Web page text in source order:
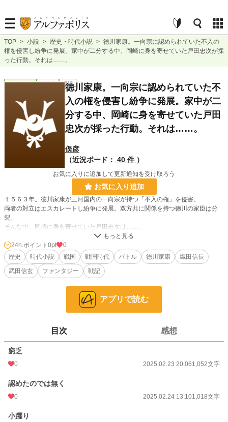
TOP > 小説 > 歴史・時代小説 > 徳川家康。一向宗に認められていた不入の
権を侵害し紛争に発展。家中が二分する中、岡崎に身を寄せていた戸田忠次が採
った行動。それは……。
歴史・時代 連載中 長編
徳川家康。一向宗に認められていた不
入の権を侵害し紛争に発展。家中が二
分する中、岡崎に身を寄せていた戸田
忠次が採った行動。それは……。
俣彦
（近況ボード： 40 件 ）
お気に入りに追加して更新通知を受け取ろう
お気に入り追加
１５６３年。徳川家康が三河国内の一向宗が持つ「不入の権」を侵害。
両者の対立はエスカレートし紛争に発展。双方共に関係を持つ徳川の家臣は分
裂。
そんな中、岡崎に身を寄せていた戸田忠次は……。
小説 229,002 位 / 229,002 件
歴史・時代 3,227 位 / 3,227 件
初回公開日時
24h.ポイント 0pt
0
歴史
時代小説 戦国 戦国時代 バトル 徳川家康
織田信長
武田信玄
ファンタジー 戦記
アプリで読む
目次 感想
窮乏
0 2025.02.23 20:061,052文字
認めたのでは無く
0 2025.02.24 13:101,018文字
小躍り